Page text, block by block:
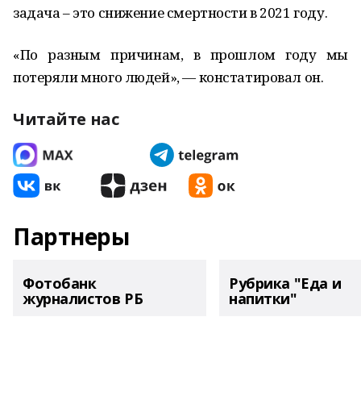
задача – это снижение смертности в 2021 году.
«По разным причинам, в прошлом году мы
потеряли много людей», — констатировал он.
Читайте нас
Партнеры
Фотобанк
журналистов РБ
Рубрика "Еда и
напитки"